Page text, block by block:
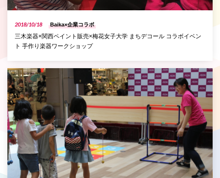
2018/10/18 Baika×企業コラボ
三木楽器×関西ペイント販売×梅花女子大学 まちデコール コラボイベン
ト 手作り楽器ワークショップ